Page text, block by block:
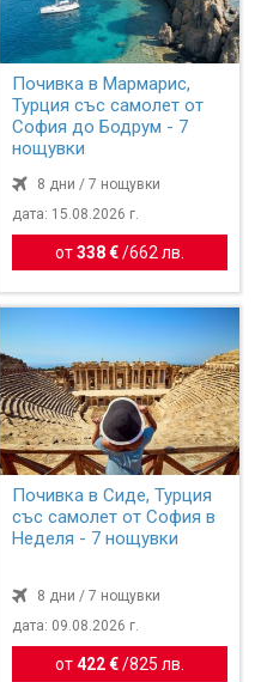
Почивка в Мармарис,
Турция със самолет от
София до Бодрум - 7
нощувки
8 дни / 7 нощувки
дата: 15.08.2026 г.
от338 €/662 лв.
Почивка в Сиде, Турция
със самолет от София в
Неделя - 7 нощувки
8 дни / 7 нощувки
дата: 09.08.2026 г.
от422 €/825 лв.